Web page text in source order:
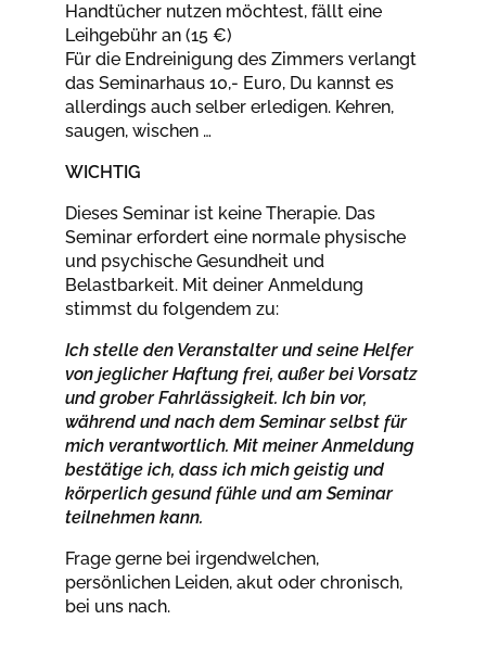
Handtücher nutzen möchtest, fällt eine
Leihgebühr an (15 €)
Für die Endreinigung des Zimmers verlangt
das Seminarhaus 10,- Euro, Du kannst es
allerdings auch selber erledigen. Kehren,
saugen, wischen …
WICHTIG
Dieses Seminar ist keine Therapie. Das
Seminar erfordert eine normale physische
und psychische Gesundheit und
Belastbarkeit. Mit deiner Anmeldung
stimmst du folgendem zu:
Ich stelle den Veranstalter und seine Helfer
von jeglicher Haftung frei, außer bei Vorsatz
und grober Fahrlässigkeit. Ich bin vor,
während und nach dem Seminar selbst für
mich verantwortlich. Mit meiner Anmeldung
bestätige ich, dass ich mich geistig und
körperlich gesund fühle und am Seminar
teilnehmen kann.
Frage gerne bei irgendwelchen,
persönlichen Leiden, akut oder chronisch,
bei uns nach.